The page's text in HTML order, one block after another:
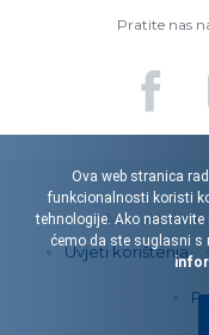
Pratite nas
Menart d.o.o.
Uvjeti korištenja
Ova web stranica
funkcionalnosti koristi
tehnologije. Ako
ćemo da ste suglasni s